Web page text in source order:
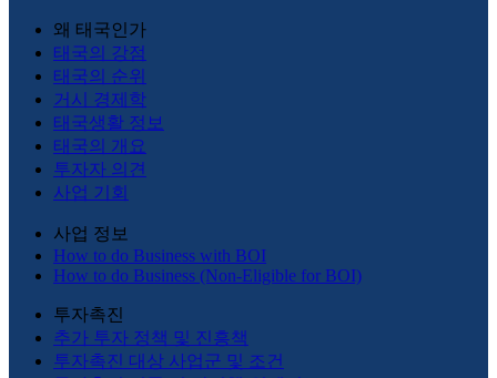
왜 태국인가
태국의 강점
태국의 순위
거시 경제학
태국생활 정보
태국의 개요
투자자 의견
사업 기회
사업 정보
How to do Business with BOI
How to do Business (Non-Eligible for BOI)
투자촉진
추가 투자 정책 및 진흥책
투자촉진 대상 사업군 및 조건